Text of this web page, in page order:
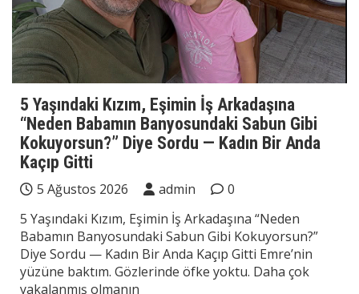
5 Yaşındaki Kızım, Eşimin İş Arkadaşına
“Neden Babamın Banyosundaki Sabun Gibi
Kokuyorsun?” Diye Sordu — Kadın Bir Anda
Kaçıp Gitti
5 Ağustos 2026 admin
0
5 Yaşındaki Kızım, Eşimin İş Arkadaşına “Neden
Babamın Banyosundaki Sabun Gibi Kokuyorsun?”
Diye Sordu — Kadın Bir Anda Kaçıp Gitti Emre’nin
yüzüne baktım. Gözlerinde öfke yoktu. Daha çok
yakalanmış olmanın